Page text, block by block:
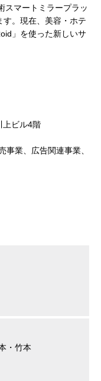
スマートミラープラッ
す。現在、美容・ホテ
」を使った新しいサ
ビル4階
業、広告関連事業、
・竹本